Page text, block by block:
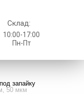
Склад:
10:00-17:00
Пн-Пт
запайку
50 мкм